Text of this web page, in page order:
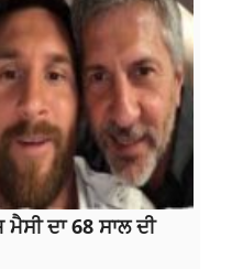
ਦਾ 68 ਸਾਲ ਦੀ